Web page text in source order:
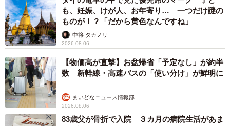
も、妊娠、けが人、お年寄り… 一つだけ謎の
ものが！？「だから黄色なんですね」
中将 タカノリ
2026.08.06
【物価高が直撃】お盆帰省「予定なし」が約半
数 新幹線・高速バスの「使い分け」が鮮明に
まいどなニュース情報部
2026.08.06
83歳父が骨折で入院 ３カ月の病院生活があま